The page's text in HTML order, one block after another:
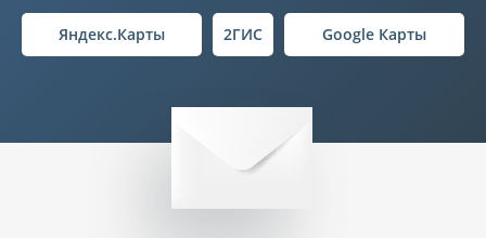
Яндекс.Карты 2ГИС Google Карты